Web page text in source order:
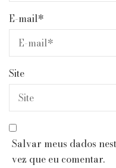
E-mail*
Site
Salvar meus dados
vez que eu comentar.